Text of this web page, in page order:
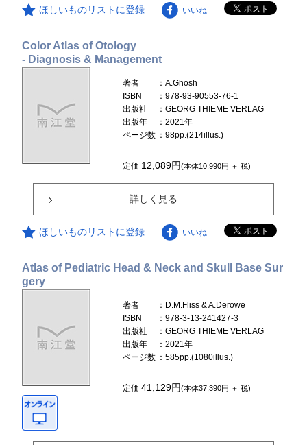
ほしいものリストに登録 いいね
Color Atlas of Otology
- Diagnosis & Management
著者
：A.Ghosh
ISBN
：978-93-90553-76-1
出版社
：GEORG THIEME VERLAG
出版年
：2021年
ページ数 ：98pp.(214illus.)
定価 12,089円(本体10,990円 ＋ 税)
詳しく見る
ほしいものリストに登録 いいね
Atlas of Pediatric Head & Neck and Skull Base Sur
gery
著者
：D.M.Fliss & A.Derowe
ISBN
：978-3-13-241427-3
出版社
：GEORG THIEME VERLAG
出版年
：2021年
ページ数 ：585pp.(1080illus.)
定価41,129円(本体37,390円 ＋ 税)